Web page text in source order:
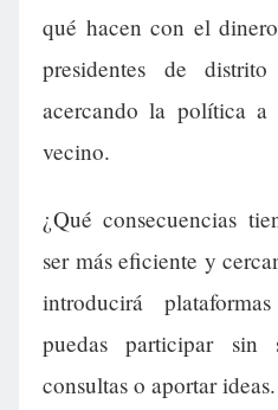
qué hacen con el
presidentes de
acercando la política
vecino.
¿Qué consecuencias
ser más eficiente y
introducirá
puedas participar
consultas o aportar